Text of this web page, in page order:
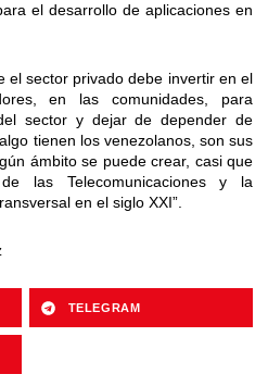
el desarrollo de aplicaciones en
el sector privado debe invertir en el
en las comunidades, para
sector y dejar de depender de
tienen los venezolanos, son sus
ámbito se puede crear, casi que
las Telecomunicaciones y la
en el siglo XXI”.
TELEGRAM